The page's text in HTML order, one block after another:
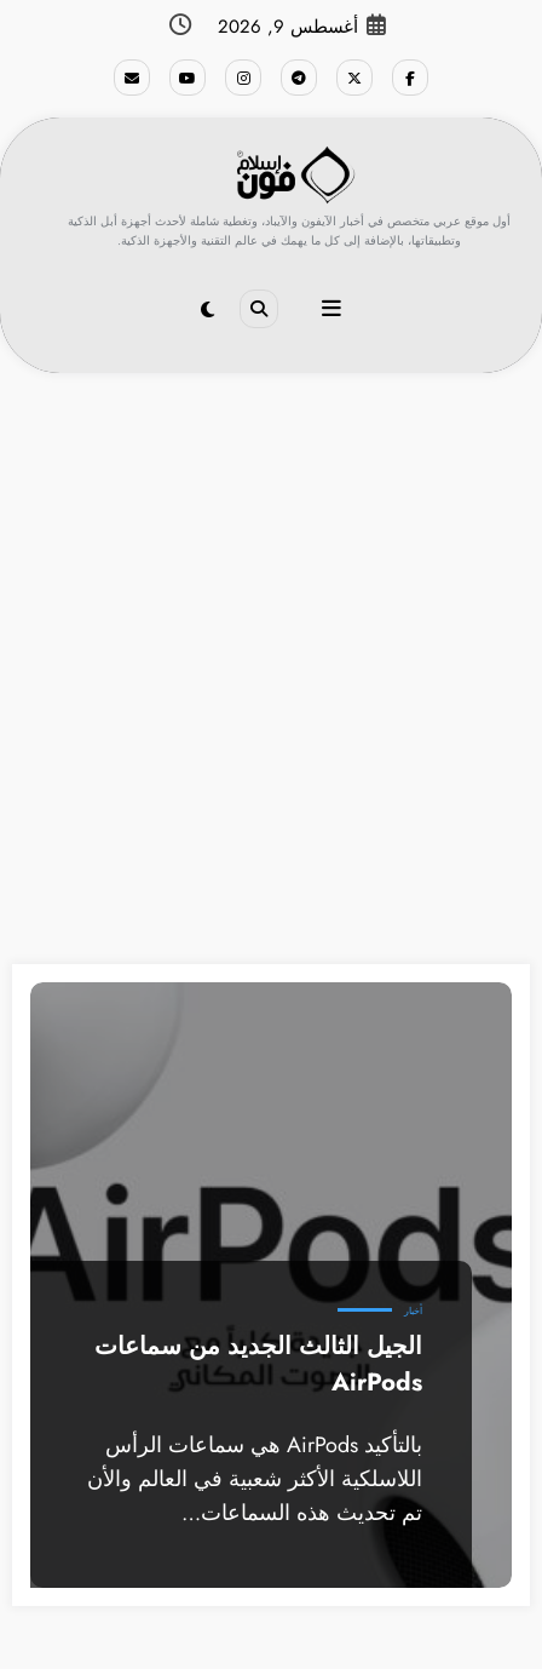
أغسطس 9, 2026
أول موقع عربي متخصص في أخبار الآيفون والآيباد، وتغطية شاملة لأحدث أجهزة أبل الذكية
وتطبيقاتها، بالإضافة إلى كل ما يهمك في عالم التقنية والأجهزة الذكية.
أخبار
الجيل الثالث الجديد من سماعات
AirPods
بالتأكيد AirPods هي سماعات الرأس
اللاسلكية الأكثر شعبية في العالم والأن
تم تحديث هذه السماعات…